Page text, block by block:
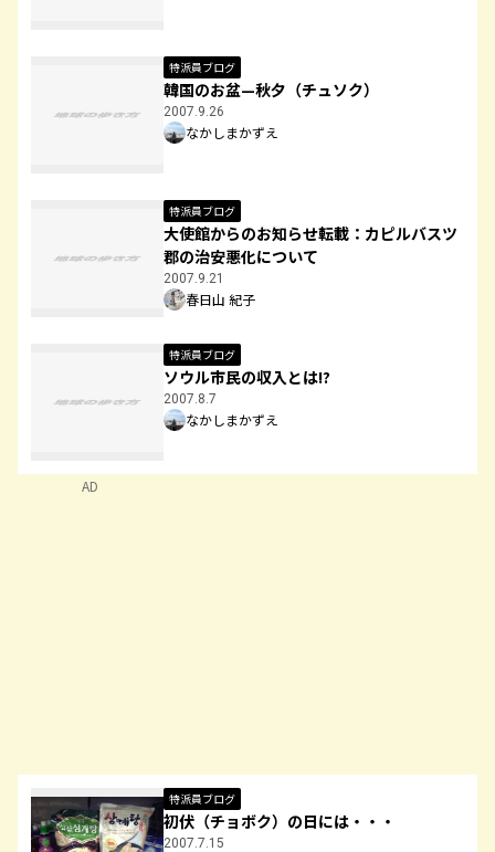
特派員ブログ
韓国のお盆—秋夕（チュソク）
2007.9.26
なかしまかずえ
特派員ブログ
大使館からのお知らせ転載：カピルバスツ
郡の治安悪化について
2007.9.21
春日山 紀子
特派員ブログ
ソウル市民の収入とは!?
2007.8.7
なかしまかずえ
特派員ブログ
初伏（チョボク）の日には・・・
2007.7.15
AD